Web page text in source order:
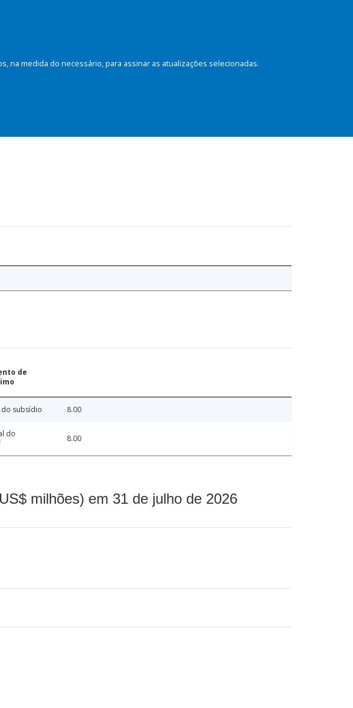
na medida do necessário, para assinar as atualizações selecionadas.
de
subsídio 8.00
do
8.00
milhões) em 31 de julho de 2026